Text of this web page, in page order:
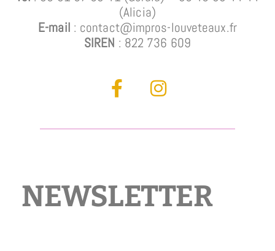
(Alicia)
E-mail : contact@impros-louveteaux.fr
SIREN : 822 736 609
NEWSLETTER